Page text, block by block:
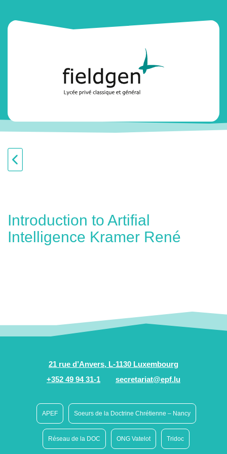
Introduction to Artifial
Intelligence Kramer René
21 rue d’Anvers, L-1130 Luxembourg
+352 49 94 31-1
secretariat@epf.lu
APEF Soeurs de la Doctrine Chrétienne – Nancy
Réseau de la DOC ONG Vatelot Tridoc